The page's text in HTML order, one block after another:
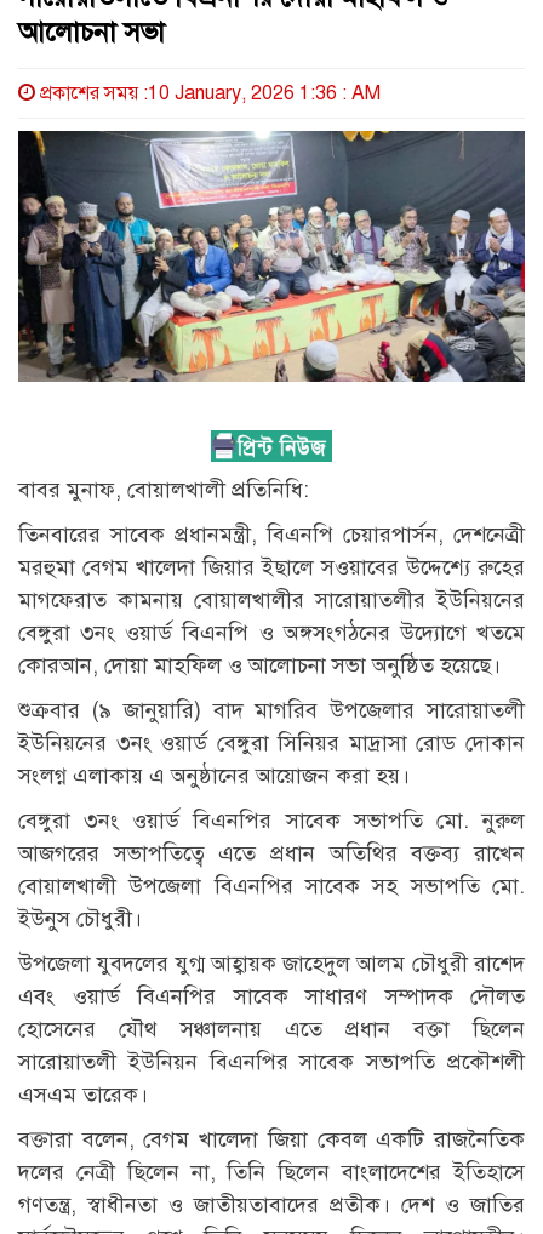
আলোচনা সভা
প্রকাশের সময় :10 January, 2026 1:36 : AM
বাবর মুনাফ, বোয়ালখালী প্রতিনিধি:
তিনবারের সাবেক প্রধানমন্ত্রী, বিএনপি চেয়ারপার্সন, দেশনেত্রী
মরহুমা বেগম খালেদা জিয়ার ইছালে সওয়াবের উদ্দেশ্যে রুহের
মাগফেরাত কামনায় বোয়ালখালীর সারোয়াতলীর ইউনিয়নের
বেঙ্গুরা ৩নং ওয়ার্ড বিএনপি ও অঙ্গসংগঠনের উদ্যোগে খতমে
কোরআন, দোয়া মাহফিল ও আলোচনা সভা অনুষ্ঠিত হয়েছে।
শুক্রবার (৯ জানুয়ারি) বাদ মাগরিব উপজেলার সারোয়াতলী
ইউনিয়নের ৩নং ওয়ার্ড বেঙ্গুরা সিনিয়র মাদ্রাসা রোড দোকান
সংলগ্ন এলাকায় এ অনুষ্ঠানের আয়োজন করা হয়।
বেঙ্গুরা ৩নং ওয়ার্ড বিএনপির সাবেক সভাপতি মো. নুরুল
আজগরের সভাপতিত্বে এতে প্রধান অতিথির বক্তব্য রাখেন
বোয়ালখালী উপজেলা বিএনপির সাবেক সহ সভাপতি মো.
ইউনুস চৌধুরী।
উপজেলা যুবদলের যুগ্ম আহ্বায়ক জাহেদুল আলম চৌধুরী রাশেদ
এবং ওয়ার্ড বিএনপির সাবেক সাধারণ সম্পাদক দৌলত
হোসেনের যৌথ সঞ্চালনায় এতে প্রধান বক্তা ছিলেন
সারোয়াতলী ইউনিয়ন বিএনপির সাবেক সভাপতি প্রকৌশলী
এসএম তারেক।
বক্তারা বলেন, বেগম খালেদা জিয়া কেবল একটি রাজনৈতিক
দলের নেত্রী ছিলেন না, তিনি ছিলেন বাংলাদেশের ইতিহাসে
গণতন্ত্র, স্বাধীনতা ও জাতীয়তাবাদের প্রতীক। দেশ ও জাতির